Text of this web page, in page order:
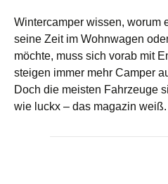
Wintercamper wissen, worum
seine Zeit im Wohnwagen
möchte, muss sich vorab mit
steigen immer mehr Camper
Doch die meisten Fahrzeuge
wie luckx – das magazin weiß.